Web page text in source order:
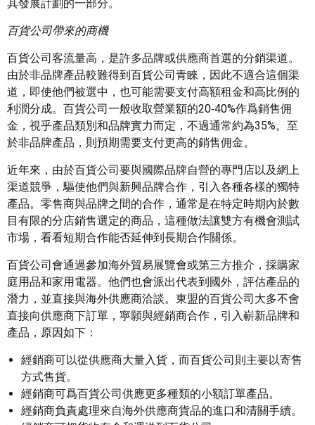
其發展計劃的一部分。
百貨公司帶來的商機
百貨公司客流量高，是許多品牌或供應商首選的分銷渠道。
由於非品牌產品較難得到百貨公司青睞，因此不適合這個渠
道，即使他們被選中，也可能需要支付高額租金和高比例的
利潤分成。百貨公司一般收取營業額的20‑40%作爲銷售佣
金，視乎產品類別和品牌實力而定，不過通常約為35%。至
於非品牌產品，則預期需要支付更高的銷售佣金。
近年來，由於百貨公司要與國際品牌自營的專門店以及網上
渠道競爭，驅使他們與新興品牌合作，引入各種各樣的獨特
產品。零售商與品牌之間的合作，通常是在特定時期內於數
目有限的分店銷售選定的商品，這種做法讓雙方有機會測試
市場，看看短期合作能否延伸到長期合作關係。
百貨公司會通過參加海外貿易展覽會或第三方推介，採購家
庭用品和家用電器。他們也會派出代表到國外，評估產品的
潛力，並直接與海外供應商洽談。東盟的百貨公司大多不會
直接向供應商下訂單，寧願與經銷商合作，引入嶄新品牌和
產品，原因如下：
經銷商可以從供應商大量入貨，而百貨公司則主要以寄售
方式售貨。
經銷商可爲百貨公司供應更多種類的小額訂單產品。
經銷商負責處理來自海外供應商貨品的進口和清關手續。